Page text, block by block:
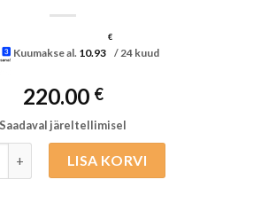
Kuumakse al. 10.93
€
/ 24 kuud
220.00 €
Saadaval järeltellimisel
Urbain Houndstooth kiikott 2/4 must
LISA KORVI